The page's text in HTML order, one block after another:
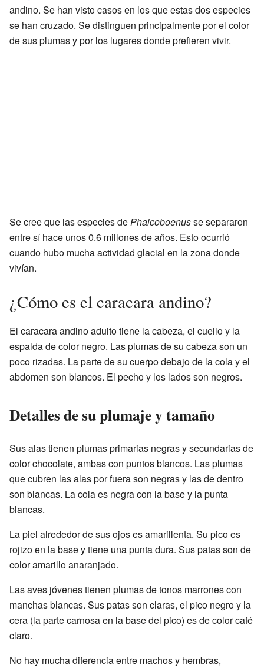
andino. Se han visto casos en los que estas dos especies
se han cruzado. Se distinguen principalmente por el color
de sus plumas y por los lugares donde prefieren vivir.
Se cree que las especies dePhalcoboenusse separaron
entre sí hace unos 0.6 millones de años. Esto ocurrió
cuando hubo mucha actividad glacial en la zona donde
vivían.
¿Cómo es el caracara andino?
El caracara andino adulto tiene la cabeza, el cuello y la
espalda de color negro. Las plumas de su cabeza son un
poco rizadas. La parte de su cuerpo debajo de la cola y el
abdomen son blancos. El pecho y los lados son negros.
Detalles de su plumaje y tamaño
Sus alas tienen plumas primarias negras y secundarias de
color chocolate, ambas con puntos blancos. Las plumas
que cubren las alas por fuera son negras y las de dentro
son blancas. La cola es negra con la base y la punta
blancas.
La piel alrededor de sus ojos es amarillenta. Su pico es
rojizo en la base y tiene una punta dura. Sus patas son de
color amarillo anaranjado.
Las aves jóvenes tienen plumas de tonos marrones con
manchas blancas. Sus patas son claras, el pico negro y la
cera (la parte carnosa en la base del pico) es de color café
claro.
No hay mucha diferencia entre machos y hembras,